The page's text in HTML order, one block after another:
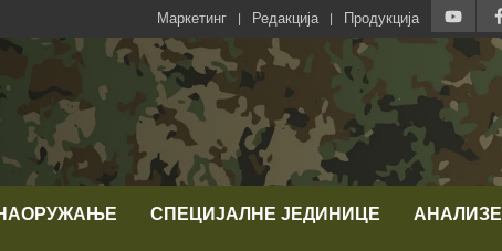
Маркетинг Редакција Продукција
СПЕЦИЈАЛНЕ ЈЕДИНИЦЕ АНАЛИЗЕ